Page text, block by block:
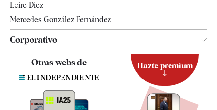
Leire Díez
Mercedes González Fernández
Corporativo
Contacto
Otras webs de Hazte premium